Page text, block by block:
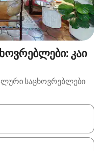
კაი
საცხოვრებლები
გახდება, ნავიგაციისთვის